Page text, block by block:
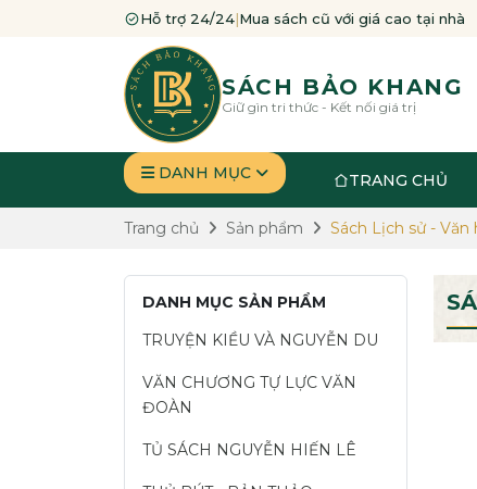
Hỗ trợ 24/24|Mua sách cũ với giá cao tại nhà
SÁCH BẢO KHANG
Giữ gìn tri thức - Kết nối giá trị
DANH MỤC TRANG CHỦ
Trang chủ Sản phẩm Sách Lịch sử - Văn
DANH MỤC SẢN PHẨM
TRUYỆN KIỀU VÀ NGUYỄN DU
VĂN CHƯƠNG TỰ LỰC VĂN
ĐOÀN
TỦ SÁCH NGUYỄN HIẾN LÊ